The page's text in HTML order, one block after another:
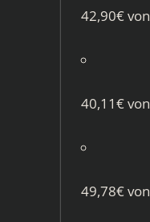
42,90€ von
40,11€ von
49,78€ von